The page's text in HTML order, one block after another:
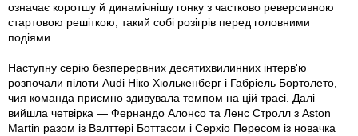
означає коротшу й динамічнішу гонку з частково реверсивною
стартовою решіткою, такий собі розігрів перед головними
подіями.
Наступну серію безперервних десятихвилинних інтерв'ю
розпочали пілоти Audi Ніко Хюлькенберг і Габріель Бортолето,
чия команда приємно здивувала темпом на цій трасі. Далі
вийшла четвірка — Фернандо Алонсо та Ленс Стролл з Aston
Martin разом із Валттері Боттасом і Серхіо Пересом із новачка